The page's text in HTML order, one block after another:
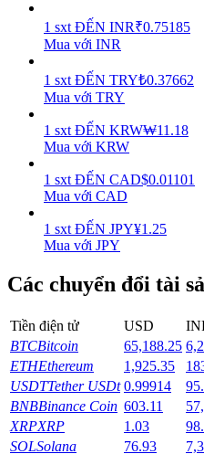
Làm cho tài sản của bạn
1 sxt ĐẾN INR₹0.75185
Mua với INR
1 sxt ĐẾN TRY₺0.37662
Mua với TRY
1 sxt ĐẾN KRW₩11.18
Mua với KRW
1 sxt ĐẾN CAD$0.01101
Mua với CAD
1 sxt ĐẾN JPY¥1.25
Mua với JPY
Các chuyển đổi tài
Tiền điện tử USD
BTCBitcoin 65,188.25
ETHEthereum 1,925.35
USDTTether USDt 0.99914
BNBBinance Coin 603.11
XRPXRP 1.03
SOLSolana 76.93